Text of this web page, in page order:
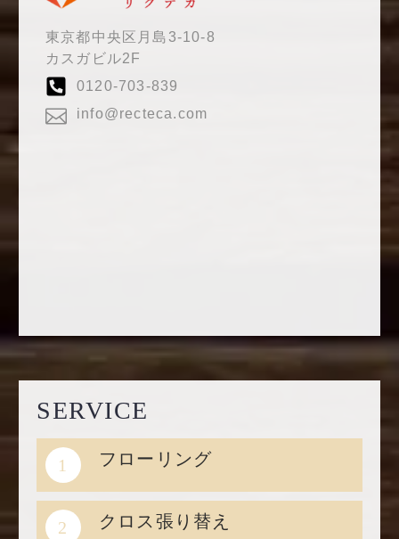
東京都中央区月島3-10-8
カスガビル2F
0120-703-839
info@recteca.com
SERVICE
1 フローリング
2 クロス張り替え